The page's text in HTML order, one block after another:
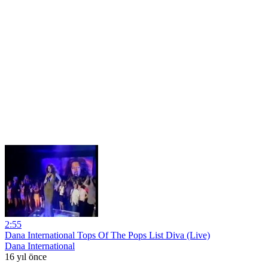
2:55
Dana International Tops Of The Pops List Diva (Live)
Dana International
16 yıl önce